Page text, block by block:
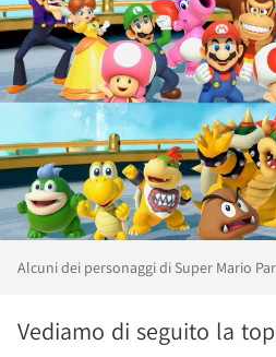
Alcuni dei personaggi di Super Mario
Vediamo di seguito la